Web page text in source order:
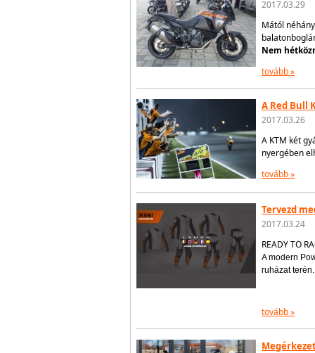
2017.03.29
Mától
Nem
tovább »
A Red Bull
2017.03.26
A KTM két
nyergében
tovább »
Tervezd
2017.03.24
READY TO
A modern
ruházat terén.
tovább »